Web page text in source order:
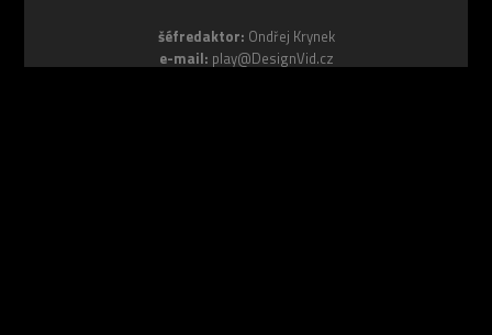
šéfredaktor: Ondřej Krynek
e-mail: play@DesignVid.cz